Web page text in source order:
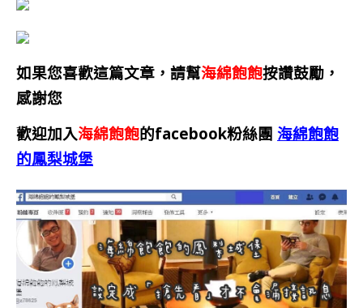
如果您喜歡這篇文章，請幫海綿飽飽按讚鼓勵，
感謝您
歡迎加入海綿飽飽的facebook粉絲團 海綿飽飽
的鳳梨城堡